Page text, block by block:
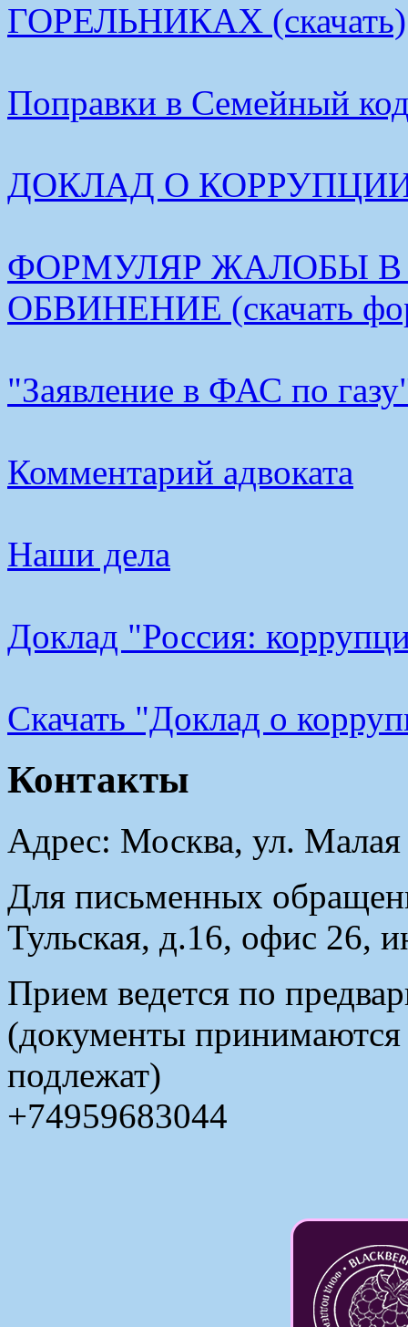
ГОРЕЛЬНИКАХ (скачать)
Поправки в Семейный
ДОКЛАД О КОРРУПЦИИ
ФОРМУЛЯР ЖАЛОБЫ
ОБВИНЕНИЕ (скачать
"Заявление в ФАС по
Комментарий адвоката
Наши дела
Доклад "Россия:
Cкачать "Доклад о
Контакты
Адрес: Москва, ул.
Для письменных
Тульская, д.16, офис 26,
Прием ведется по
(документы принимаются
подлежат)
+74959683044